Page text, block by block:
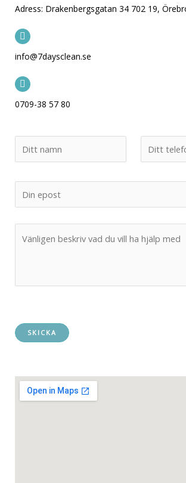
Adress: Drakenbergsgatan 34 702 19,
info@7daysclean.se
0709-38 57 80